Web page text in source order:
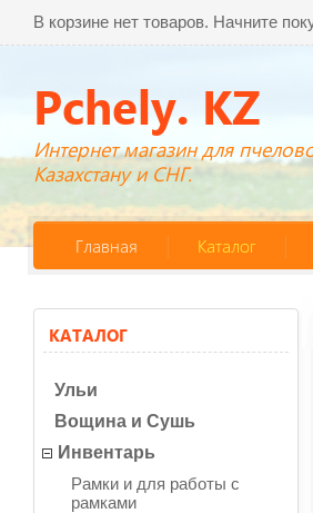
В корзине нет товаров. Начните
Pchely. KZ
Интернет магазин для
Казахстану и СНГ.
Главная Каталог
КАТАЛОГ
Ульи
Вощина и Сушь
Инвентарь
Рамки и для работы с
рамками